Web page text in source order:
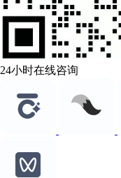
24小时在线咨询